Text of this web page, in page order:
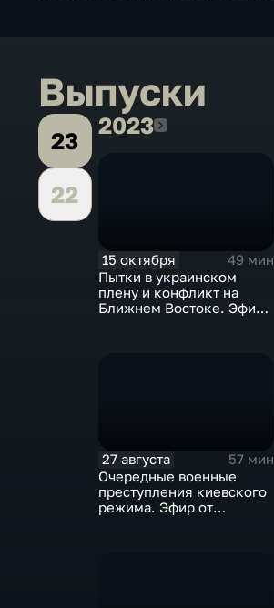
Выпуски
23
22
20232023
15 октября
49 мин
Пытки в украинском
плену и конфликт на
Ближнем Востоке. Эфир
27 августа
57 мин
Очередные военные
преступления киевского
режима. Эфир от